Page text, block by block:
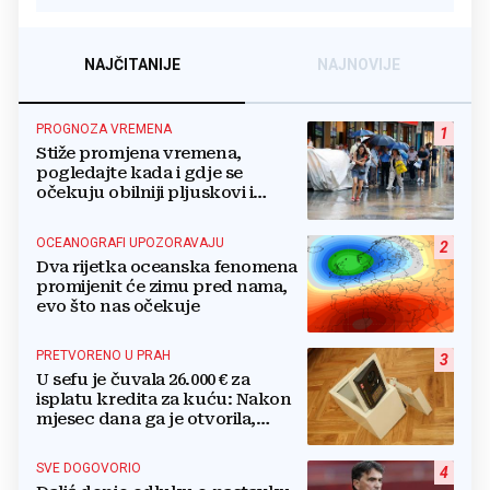
NAJČITANIJE NAJNOVIJE
1
PROGNOZA VREMENA
Stiže promjena vremena,
pogledajte kada i gdje se
očekuju obilniji pljuskovi i
2
OCEANOGRAFI UPOZORAVAJU
Dva rijetka oceanska fenomena
promijenit će zimu pred nama,
evo što nas očekuje
3
PRETVORENO U PRAH
U sefu je čuvala 26.000 € za
isplatu kredita za kuću: Nakon
mjesec dana ga je otvorila,
4
SVE DOGOVORIO